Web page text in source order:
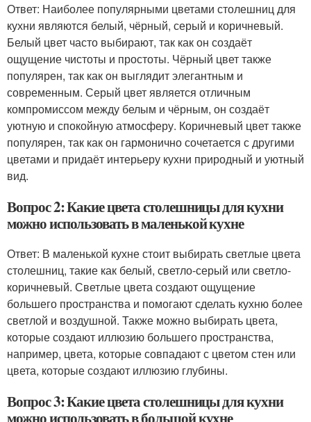
Ответ: Наиболее популярными цветами столешниц для
кухни являются белый, чёрный, серый и коричневый.
Белый цвет часто выбирают, так как он создаёт
ощущение чистоты и простоты. Чёрный цвет также
популярен, так как он выглядит элегантным и
современным. Серый цвет является отличным
компромиссом между белым и чёрным, он создаёт
уютную и спокойную атмосферу. Коричневый цвет также
популярен, так как он гармонично сочетается с другими
цветами и придаёт интерьеру кухни природный и уютный
вид.
Вопрос 2: Какие цвета столешницы для кухни
можно использовать в маленькой кухне
Ответ: В маленькой кухне стоит выбирать светлые цвета
столешниц, такие как белый, светло-серый или светло-
коричневый. Светлые цвета создают ощущение
большего пространства и помогают сделать кухню более
светлой и воздушной. Также можно выбирать цвета,
которые создают иллюзию большего пространства,
например, цвета, которые совпадают с цветом стен или
цвета, которые создают иллюзию глубины.
Вопрос 3: Какие цвета столешницы для кухни
можно использовать в большой кухне